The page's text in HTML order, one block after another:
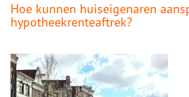
Hoe kunnen huiseigenaren
hypotheekrenteaftrek?